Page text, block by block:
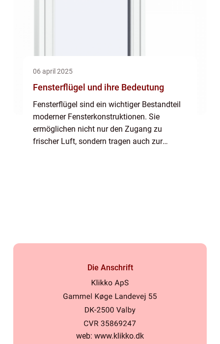
06 april 2025
Fensterflügel und ihre Bedeutung
Fensterflügel sind ein wichtiger Bestandteil
moderner Fensterkonstruktionen. Sie
ermöglichen nicht nur den Zugang zu
frischer Luft, sondern tragen auch zur
Die Anschrift
web: www.klikko.dk